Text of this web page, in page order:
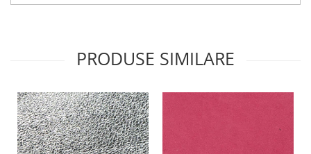
PRODUSE SIMILARE